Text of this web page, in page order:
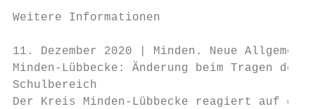
Weitere Informationen
11. Dezember 2020 | Minden. Neue
Minden-Lübbecke: Änderung beim Tragen der
Schulbereich
Der Kreis Minden-Lübbecke reagiert auf die